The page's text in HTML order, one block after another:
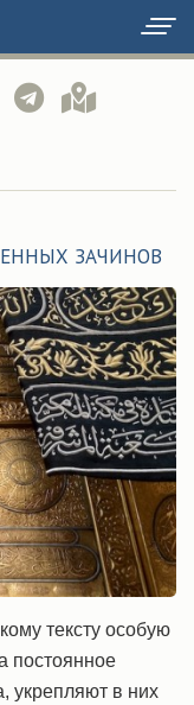
ЗАЧИНОВ
тексту особую
постоянное
укрепляют в них